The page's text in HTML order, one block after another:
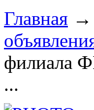
Главная →
филиала
...